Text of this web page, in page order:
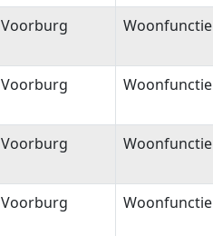
Voorburg Woonfunctie
Voorburg Woonfunctie
Voorburg Woonfunctie
Voorburg Woonfunctie